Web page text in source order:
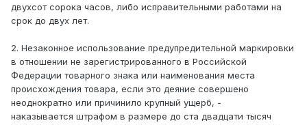
двухсот сорока часов, либо исправительными работами на
срок до двух лет.
2. Незаконное использование предупредительной маркировки
в отношении не зарегистрированного в Российской
Федерации товарного знака или наименования места
происхождения товара, если это деяние совершено
неоднократно или причинило крупный ущерб, -
наказывается штрафом в размере до ста двадцати тысяч